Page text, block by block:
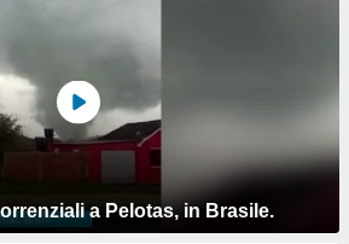
a Pelotas, in Brasile.